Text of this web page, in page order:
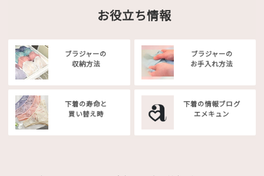
お役立ち情報
ブラジャーの
収納方法
ブラジャーの
お手入れ方法
下着の寿命と
買い替え時
下着の情報ブログ
エメキュン